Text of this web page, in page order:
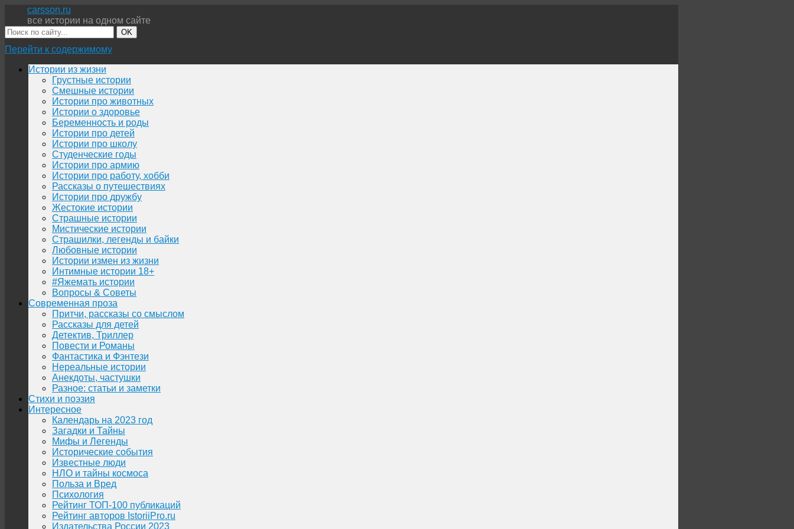
carsson.ru
все истории на одном сайте
OK
Перейти к содержимому
Истории из жизни
Грустные истории
Смешные истории
Истории про животных
Истории о здоровье
Беременность и роды
Истории про детей
Истории про школу
Студенческие годы
Истории про армию
Истории про работу, хобби
Рассказы о путешествиях
Истории про дружбу
Жестокие истории
Страшные истории
Мистические истории
Страшилки, легенды и байки
Любовные истории
Истории измен из жизни
Интимные истории 18+
#Яжемать истории
Вопросы & Советы
Современная проза
Притчи, рассказы со смыслом
Рассказы для детей
Детектив, Триллер
Повести и Романы
Фантастика и Фэнтези
Нереальные истории
Анекдоты, частушки
Разное: статьи и заметки
Стихи и поэзия
Интересное
Календарь на 2023 год
Загадки и Тайны
Мифы и Легенды
Исторические события
Известные люди
НЛО и тайны космоса
Польза и Вред
Психология
Рейтинг ТОП-100 публикаций
Рейтинг авторов IstoriiPro.ru
Издательства России 2023